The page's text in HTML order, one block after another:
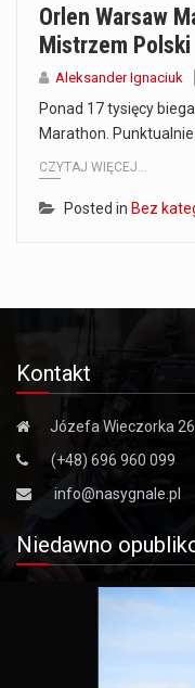
Orlen Warsaw
Mistrzem Polski
Aleksander Ignaciuk
Ponad 17 tysięcy
Marathon. Punktualnie
CZYTAJ WIĘCEJ...
Posted in Bez
Kontakt
Józefa Wieczorka
(+48) 696 960 099
info@nasygnale.pl
Niedawno